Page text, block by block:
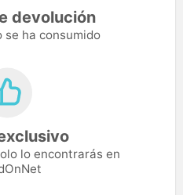
devolución
se ha consumido
lo encontrarás en